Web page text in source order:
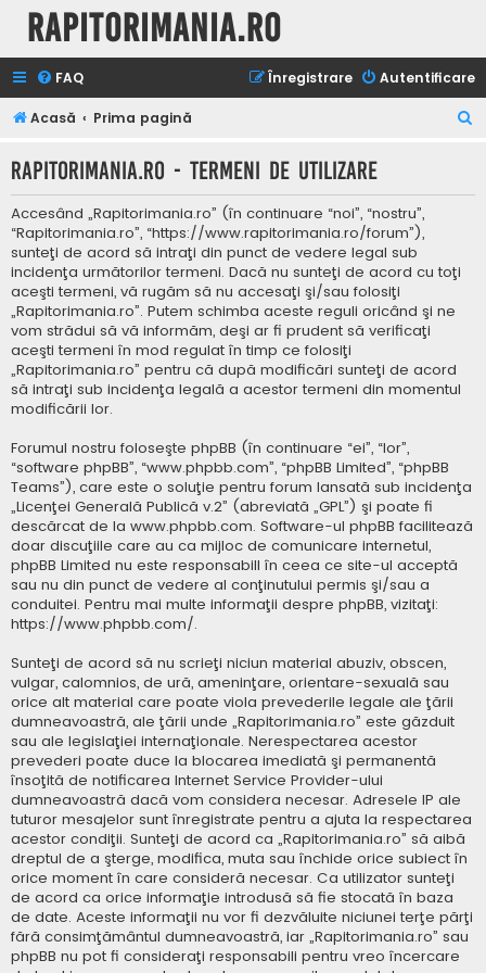
Rapitorimania.ro
FAQ Autentificare
Înregistrare
Acasă Prima pagină
t
Rapitorimania.ro - Termeni de utilizare
Accesând „Rapitorimania.ro” (în continuare “noi”, “nostru”,
“Rapitorimania.ro”, “https://www.rapitorimania.ro/forum”),
sunteţi de acord să intraţi din punct de vedere legal sub
incidenţa următorilor termeni. Dacă nu sunteţi de acord cu toţi
aceşti termeni, vă rugăm să nu accesaţi şi/sau folosiţi
„Rapitorimania.ro”. Putem schimba aceste reguli oricând şi ne
vom strădui să vă informăm, deşi ar fi prudent să verificaţi
aceşti termeni în mod regulat în timp ce folosiţi
„Rapitorimania.ro” pentru că după modificări sunteţi de acord
să intraţi sub incidenţa legală a acestor termeni din momentul
modificării lor.
Forumul nostru foloseşte phpBB (în continuare “ei”, “lor”,
“software phpBB”, “www.phpbb.com”, “phpBB Limited”, “phpBB
Teams”), care este o soluţie pentru forum lansată sub incidenţa
„Licenţei Generală Publică v.2” (abreviată „GPL”) şi poate fi
descărcat de la www.phpbb.com. Software-ul phpBB facilitează
doar discuţiile care au ca mijloc de comunicare internetul,
phpBB Limited nu este responsabill în ceea ce site-ul acceptă
sau nu din punct de vedere al conţinutului permis şi/sau a
conduitei. Pentru mai multe informaţii despre phpBB, vizitaţi:
https://www.phpbb.com/.
Sunteţi de acord să nu scrieţi niciun material abuziv, obscen,
vulgar, calomnios, de ură, ameninţare, orientare-sexuală sau
orice alt material care poate viola prevederile legale ale ţării
dumneavoastră, ale ţării unde „Rapitorimania.ro” este găzduit
sau ale legislaţiei internaţionale. Nerespectarea acestor
prevederi poate duce la blocarea imediată şi permanentă
însoţită de notificarea Internet Service Provider-ului
dumneavoastră dacă vom considera necesar. Adresele IP ale
tuturor mesajelor sunt înregistrate pentru a ajuta la respectarea
acestor condiţii. Sunteţi de acord ca „Rapitorimania.ro” să aibă
dreptul de a şterge, modifica, muta sau închide orice subiect în
orice moment în care consideră necesar. Ca utilizator sunteţi
de acord ca orice informaţie introdusă să fie stocată în baza
de date. Aceste informaţii nu vor fi dezvăluite niciunei terţe părţi
fără consimţământul dumneavoastră, iar „Rapitorimania.ro” sau
phpBB nu pot fi consideraţi responsabili pentru vreo încercare